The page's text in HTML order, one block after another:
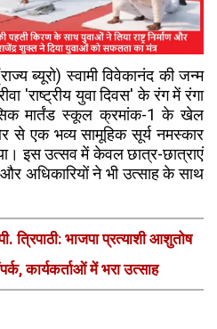
ब्यूरो) स्वामी विवेकानंद की जन्म
'राष्ट्रीय युवा दिवस' के रंग में रंगा
मार्तंड स्कूल क्रमांक-1 के खेल
से एक भव्य सामूहिक सूर्य नमस्कार
इस उत्सव में केवल छात्र-छात्राएं
और अधिकारियों ने भी उत्साह के साथ
त्रिपाठी: भाजपा प्रत्याशी आशुतोष
कार्यकर्ताओं में भरा उत्साह